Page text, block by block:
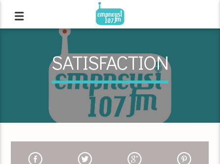
SATISFACTION